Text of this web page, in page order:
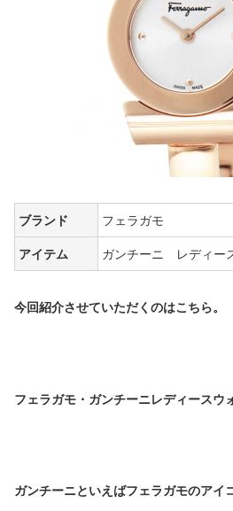
ブランド
フェラガモ
アイテム
ガンチーニ レディー
今回紹介させていただくのはこちら。
フェラガモ・ガンチーニレディース
ガンチーニといえばフェラガモのアイ